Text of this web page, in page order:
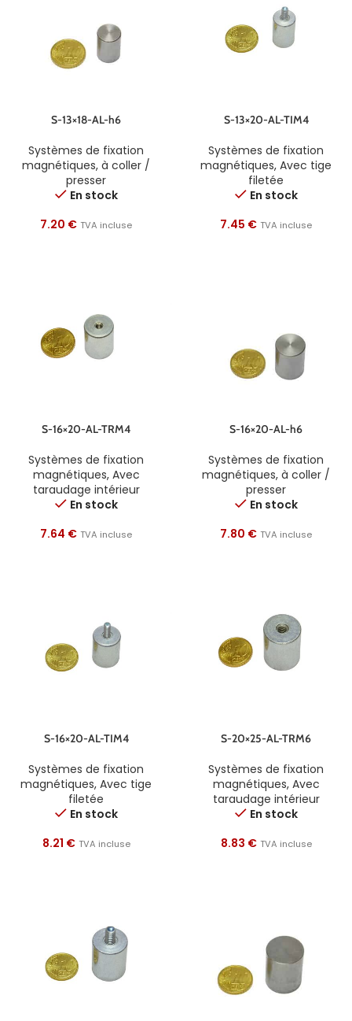
S-13×18-AL-h6
Systèmes de fixation
magnétiques, à coller /
presser
En stock
7.20 € TVA incluse
S-13×20-AL-TIM4
Systèmes de fixation
magnétiques, Avec tige
filetée
En stock
7.45 € TVA incluse
S-16×20-AL-TRM4
Systèmes de fixation
magnétiques, Avec
taraudage intérieur
En stock
7.64 € TVA incluse
S-16×20-AL-h6
Systèmes de fixation
magnétiques, à coller /
presser
En stock
7.80 € TVA incluse
S-16×20-AL-TIM4
Systèmes de fixation
magnétiques, Avec tige
filetée
En stock
8.21 € TVA incluse
S-20×25-AL-TRM6
Systèmes de fixation
magnétiques, Avec
taraudage intérieur
En stock
8.83 € TVA incluse